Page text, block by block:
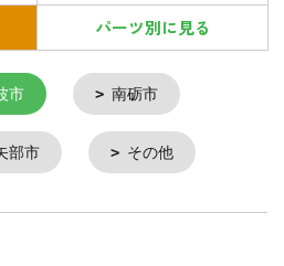
パーツ別に見る
市 南砺市
部市 その他